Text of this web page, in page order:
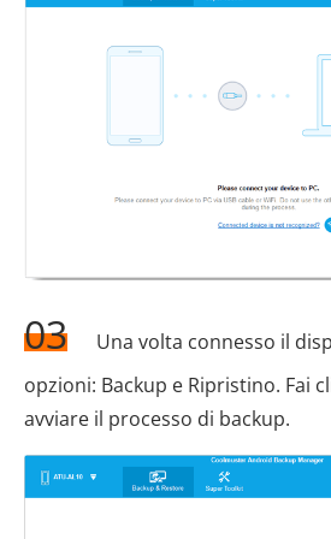
03
Una volta connesso il
opzioni: Backup e Ripristino. Fai
avviare il processo di backup.